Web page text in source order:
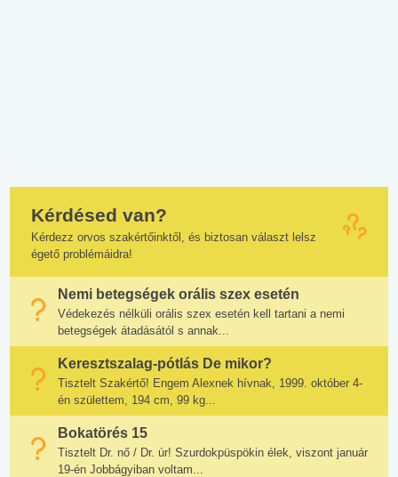
Kérdésed van?
Kérdezz orvos szakértőinktől, és biztosan választ lelsz
égető problémáidra!
Nemi betegségek orális szex esetén
Védekezés nélküli orális szex esetén kell tartani a nemi
betegségek átadásától s annak...
Keresztszalag-pótlás De mikor?
Tisztelt Szakértő! Engem Alexnek hívnak, 1999. október 4-
én születtem, 194 cm, 99 kg...
Bokatörés 15
Tisztelt Dr. nő / Dr. úr! Szurdokpüspökin élek, viszont január
19-én Jobbágyiban voltam...